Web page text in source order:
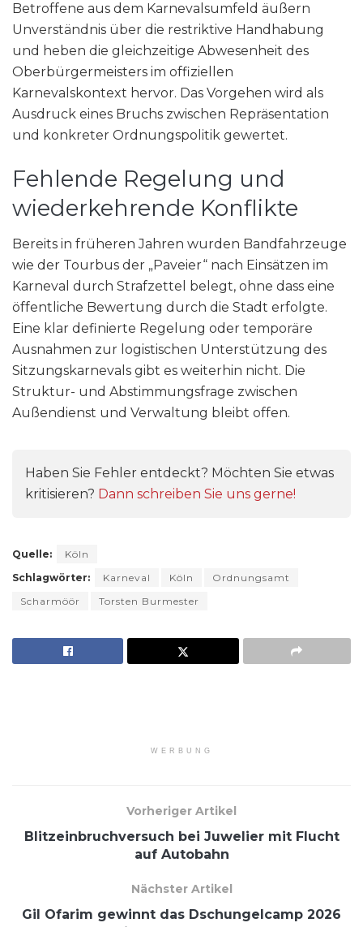
Betroffene aus dem Karnevalsumfeld äußern
Unverständnis über die restriktive Handhabung
und heben die gleichzeitige Abwesenheit des
Oberbürgermeisters im offiziellen
Karnevalskontext hervor. Das Vorgehen wird als
Ausdruck eines Bruchs zwischen Repräsentation
und konkreter Ordnungspolitik gewertet.
Fehlende Regelung und
wiederkehrende Konflikte
Bereits in früheren Jahren wurden Bandfahrzeuge
wie der Tourbus der „Paveier“ nach Einsätzen im
Karneval durch Strafzettel belegt, ohne dass eine
öffentliche Bewertung durch die Stadt erfolgte.
Eine klar definierte Regelung oder temporäre
Ausnahmen zur logistischen Unterstützung des
Sitzungskarnevals gibt es weiterhin nicht. Die
Struktur- und Abstimmungsfrage zwischen
Außendienst und Verwaltung bleibt offen.
Haben Sie Fehler entdeckt? Möchten Sie etwas
kritisieren? Dann schreiben Sie uns gerne!
Quelle:
Köln
Schlagwörter:
Karneval Köln
Ordnungsamt
Scharmöör
Torsten Burmester
WERBUNG
Vorheriger Artikel
Blitzeinbruchversuch bei Juwelier mit Flucht
auf Autobahn
Nächster Artikel
Gil Ofarim gewinnt das Dschungelcamp 2026